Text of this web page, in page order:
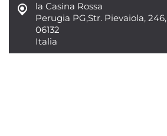
la Casina Rossa
Perugia PG,Str. Pievaiola, 246,
06132
Italia